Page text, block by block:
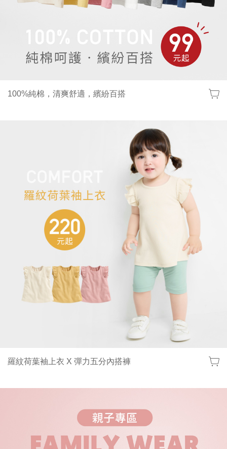
100%純棉，清爽舒適，繽紛百搭
羅紋荷葉袖上衣 X 彈力五分內搭褲